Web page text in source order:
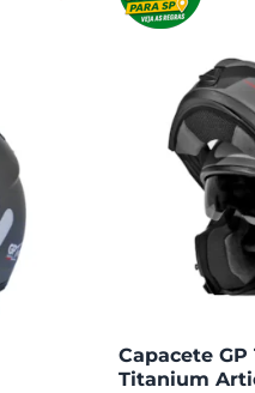
Capacete GP
Titanium